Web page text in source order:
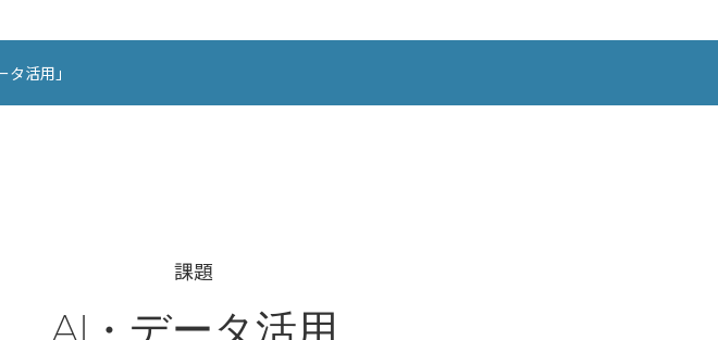
活用」
課題
AI・データ活用